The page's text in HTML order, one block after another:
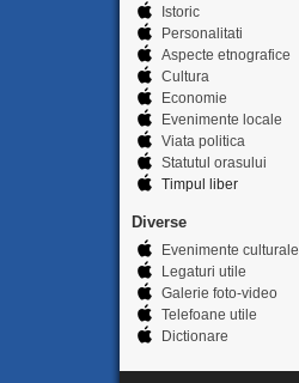
Istoric
Personalitati
Aspecte etnografice
Cultura
Economie
Evenimente locale
Viata politica
Statutul orasului
Timpul liber
Diverse
Evenimente culturale
Legaturi utile
Galerie foto-video
Telefoane utile
Dictionare